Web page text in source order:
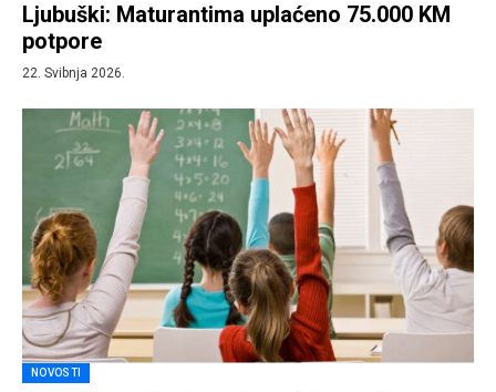
Ljubuški: Maturantima uplaćeno 75.000 KM
potpore
22. Svibnja 2026.
NOVOSTI